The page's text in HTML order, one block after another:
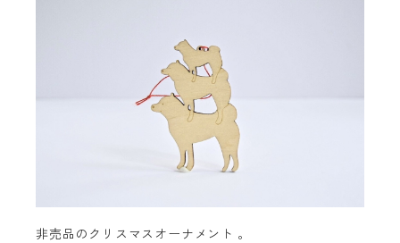
非売品のクリスマスオーナメント 。